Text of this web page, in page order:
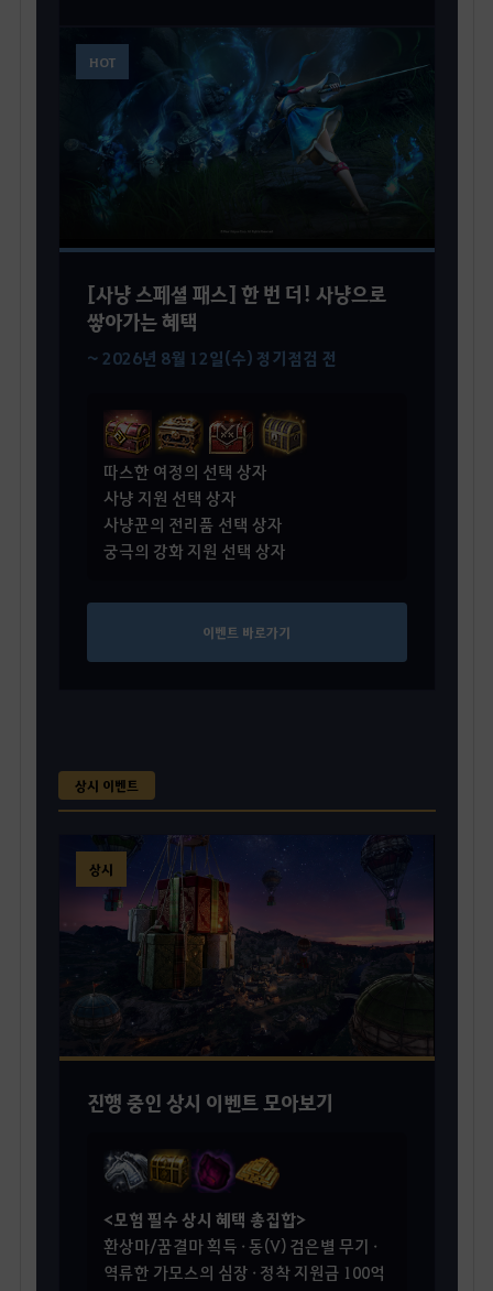
HOT
[사냥 스페셜 패스] 한 번 더! 사냥으로
쌓아가는 혜택
~ 2026년 8월 12일(수) 정기점검 전
따스한 여정의 선택 상자
사냥 지원 선택 상자
사냥꾼의 전리품 선택 상자
궁극의 강화 지원 선택 상자
이벤트 바로가기
상시 이벤트
상시
진행 중인 상시 이벤트 모아보기
<모험 필수 상시 혜택 총집합>
환상마/꿈결마 획득 · 동(V) 검은별 무기 ·
역류한 가모스의 심장 · 정착 지원금 100억